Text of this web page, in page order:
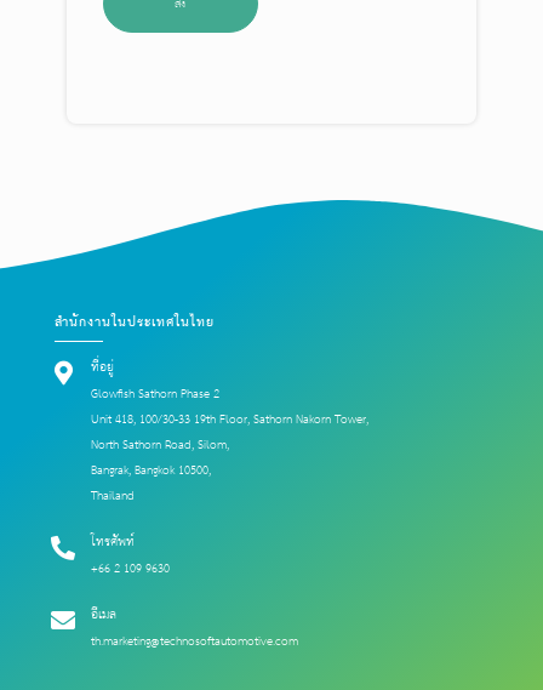
สำนักงานในประเทศในไทย
ที่อยู่
Glowfish Sathorn Phase 2
Unit 418, 100/30-33 19th Floor, Sathorn Nakorn Tower,
North Sathorn Road, Silom,
Bangrak, Bangkok 10500,
Thailand
โทรศัพท์
+66 2 109 9630
อีเมล
th.marketing@technosoftautomotive.com